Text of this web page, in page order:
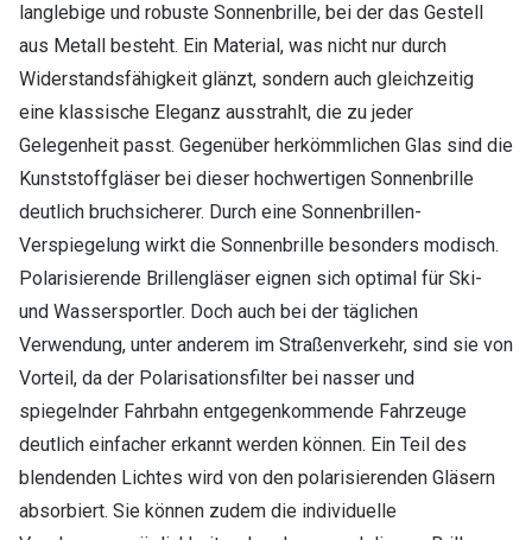
langlebige und robuste Sonnenbrille, bei der das Gestell
aus Metall besteht. Ein Material, was nicht nur durch
Widerstandsfähigkeit glänzt, sondern auch gleichzeitig
eine klassische Eleganz ausstrahlt, die zu jeder
Gelegenheit passt. Gegenüber herkömmlichen Glas sind die
Kunststoffgläser bei dieser hochwertigen Sonnenbrille
deutlich bruchsicherer. Durch eine Sonnenbrillen-
Verspiegelung wirkt die Sonnenbrille besonders modisch.
Polarisierende Brillengläser eignen sich optimal für Ski-
und Wassersportler. Doch auch bei der täglichen
Verwendung, unter anderem im Straßenverkehr, sind sie von
Vorteil, da der Polarisationsfilter bei nasser und
spiegelnder Fahrbahn entgegenkommende Fahrzeuge
deutlich einfacher erkannt werden können. Ein Teil des
blendenden Lichtes wird von den polarisierenden Gläsern
absorbiert. Sie können zudem die individuelle